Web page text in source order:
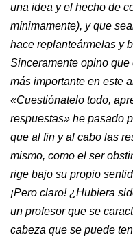
una idea y el hecho de
mínimamente), y que
hace replanteármelas y
Sinceramente opino
más importante en este
«Cuestiónatelo todo,
respuestas» he pasado
que al fin y al cabo las
mismo, como el ser
rige bajo su propio
¡Pero claro! ¿Hubiera
un profesor que se
cabeza que se puede